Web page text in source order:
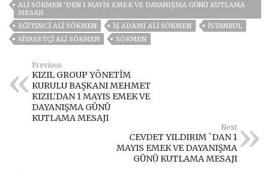
ALİ SÖKMEN ‘DEN 1 MAYIS EMEK VE DAYANIŞMA GÜNÜ KUTLAMA
MESAJI
EĞİTİMCİ ALİ SÖKMEN
İŞ ADAMI ALİ SÖKMEN
ISTANBUL
SİYASETÇİ ALİ SÖKMEN
SÖKMEN
Previous
KIZIL GROUP YÖNETİM
KURULU BAŞKANI MEHMET
KIZIL’DAN 1 MAYIS EMEK VE
DAYANIŞMA GÜNÜ
KUTLAMA MESAJI
Next
CEVDET YILDIRIM `DAN 1
MAYIS EMEK VE DAYANIŞMA
GÜNÜ KUTLAMA MESAJI